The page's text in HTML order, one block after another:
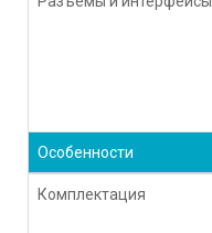
Особенности
Комплектация